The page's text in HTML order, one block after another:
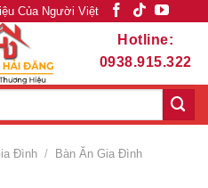
Của Người Việt
Hotline:
0938.915.322
Đình / Bàn Ăn Gia Đình